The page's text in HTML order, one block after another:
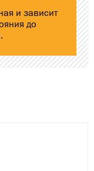
и зависит
до